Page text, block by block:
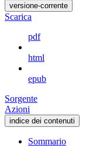
versione-corrente
Scarica
pdf
html
epub
Sorgente
Azioni
indice dei contenuti
Sommario